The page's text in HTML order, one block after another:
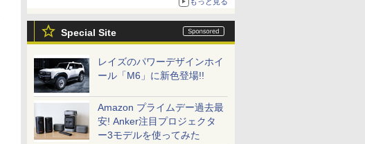
Special Site
レイズのパワーデザインホイ
ール「M6」に新色登場!!
Amazon プライムデー過去最
安! Anker注目プロジェクタ
ー3モデルを使ってみた